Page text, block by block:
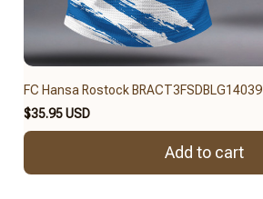
FC Hansa Rostock BRACT3FSDBLG14039
$35.95 USD
Add to cart